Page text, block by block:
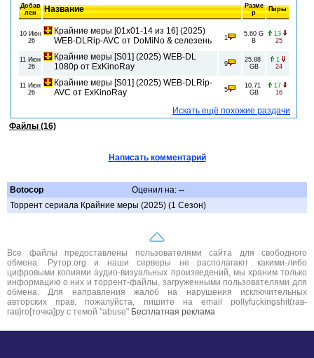
Добав
лен
Название
Разме
р
Пиры
10 Июн
26
Крайние меры [01x01-14 из 16] (2025)
WEB-DLRip-AVC от DoMiNo & селезень
1
5.60 G
B
13
25
11 Июн
26
Крайние меры [S01] (2025) WEB-DL
1080p от ExKinoRay
9
25.88
GB
1
24
11 Июн
26
Крайние меры [S01] (2025) WEB-DLRip-
AVC от ExKinoRay
5
10.71
GB
17
16
Искать ещё похожие раздачи
Файлы (16)
Написать комментарий
Botocop Оценил на: --
Торрент сериала Крайние меры (2025) (1 Сезон)
Все файлы предоставлены пользователями сайта для свободного
обмена. Рутор.org и наши серверы не располагают какими-либо
цифровыми копиями аудио-визуальных произведений, мы храним только
информацию о них и торрент-файлы, загруженными пользователями для
обмена. Для направления жалоб на нарушения исключительных
авторских прав, пожалуйста, пишите на email pollyfuckingshit(гав-
гав)ro[точка]ру с темой "abuse" Бесплатная реклама